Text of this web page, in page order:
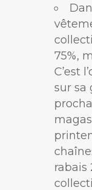
75%,
C’est
sur sa
rabais